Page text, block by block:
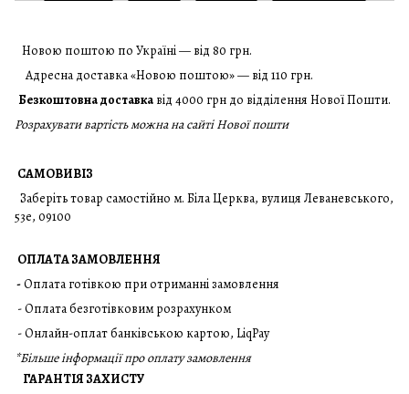
Новою поштою по Україні — від 80 грн.
Адресна доставка «Новою поштою» — від 110 грн.
Безкоштовна доставка від 4000 грн до відділення Нової Пошти.
Розрахувати вартість можна на сайті Нової пошти
САМОВИВІЗ
Заберіть товар самостійно м. Біла Церква, вулиця Леваневського,
53е, 09100
ОПЛАТА ЗАМОВЛЕННЯ
-Оплата готівкою при отриманні замовлення
- Оплата безготівковим розрахунком
- Онлайн-оплат банківською картою, LiqPay
*Більше інформації про оплату замовлення
ГАРАНТІЯ ЗАХИСТУ